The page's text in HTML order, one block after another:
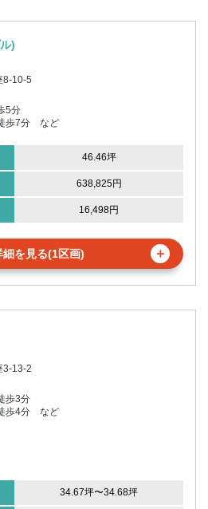
)
8-10-5
5分
歩7分 など
46.46坪
638,825円
16,498円
細を見る(1区画) ＋
3-13-2
歩3分
歩4分 など
34.67坪〜34.68坪